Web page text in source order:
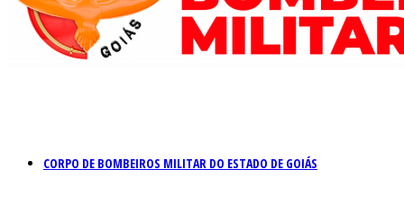
CORPO DE BOMBEIROS MILITAR DO ESTADO DE GOIÁS